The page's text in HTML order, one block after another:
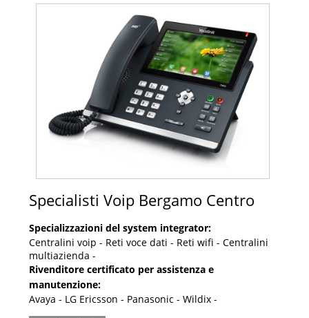
Specialisti Voip Bergamo Centro
Specializzazioni del system integrator:
Centralini voip - Reti voce dati - Reti wifi - Centralini
multiazienda -
Rivenditore certificato per assistenza e
manutenzione:
Avaya - LG Ericsson - Panasonic - Wildix -